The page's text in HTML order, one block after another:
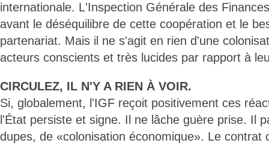
internationale. L'Inspection Générale des
avant le déséquilibre de cette coopération et le
partenariat. Mais il ne s'agit en rien d'une
acteurs conscients et très lucides par rapport à
CIRCULEZ, IL N'Y A RIEN À VOIR.
Si, globalement, l'IGF reçoit positivement ces
l'État persiste et signe. Il ne lâche guère prise. Il
dupes, de «colonisation économique». Le contrat